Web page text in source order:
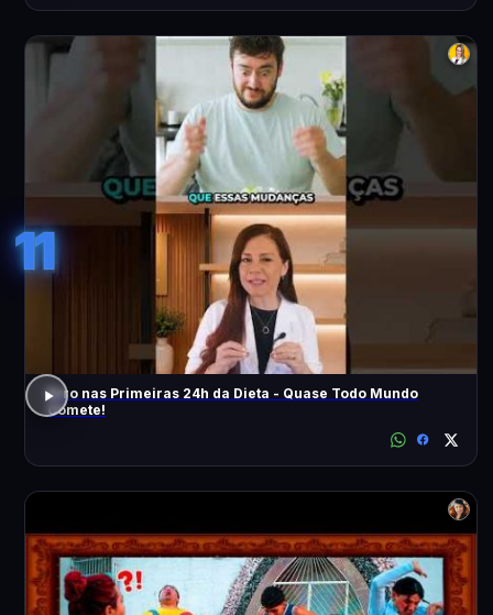
11
Erro nas Primeiras 24h da Dieta - Quase Todo Mundo
Comete!